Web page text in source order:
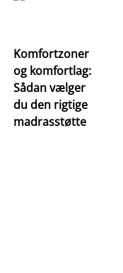
Komfortzoner
og komfortlag:
Sådan vælger
du den rigtige
madrasstøtte